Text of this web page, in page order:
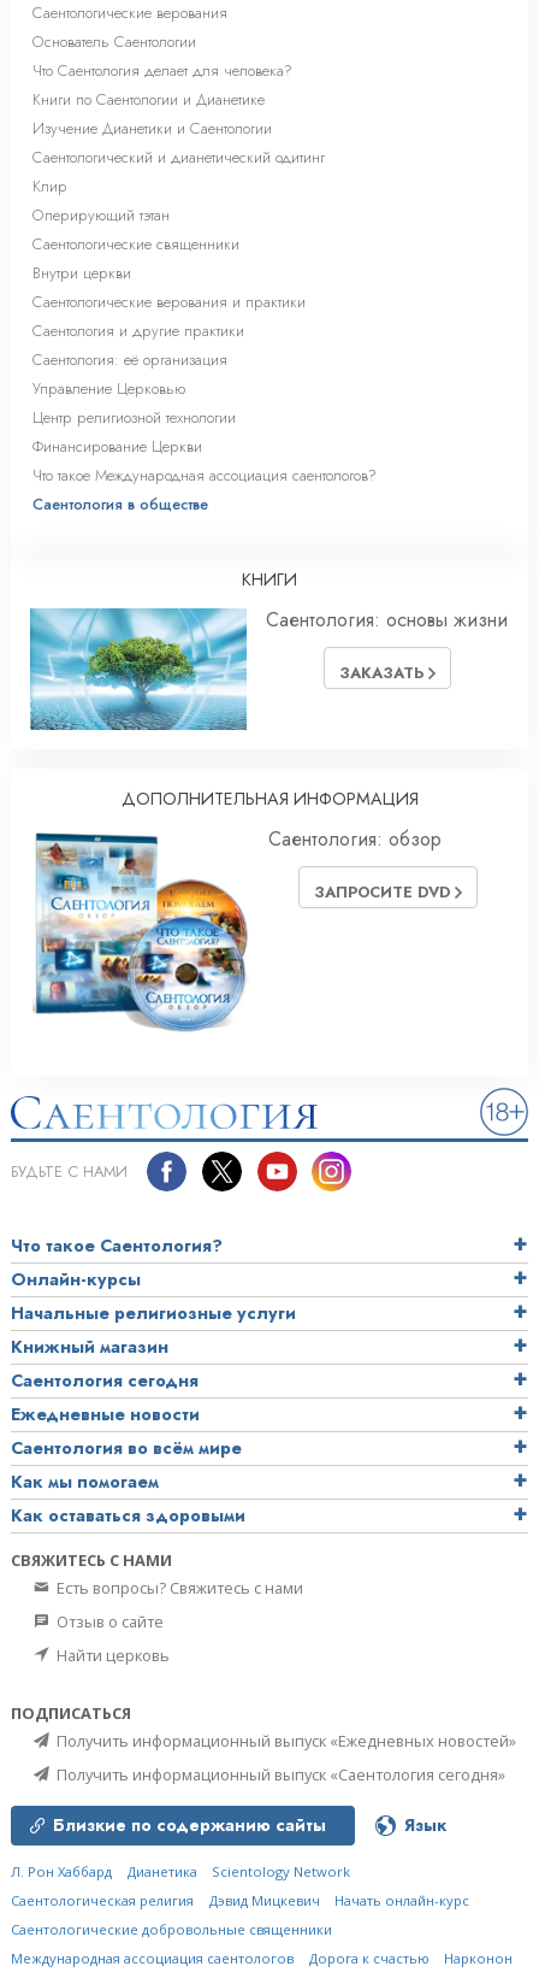
Саентологические верования
Основатель Саентологии
Что Саентология делает для человека?
Книги по Саентологии и Дианетике
Изучение Дианетики и Саентологии
Саентологический и дианетический одитинг
Клир
Оперирующий тэтан
Саентологические священники
Внутри церкви
Саентологические верования и практики
Саентология и другие практики
Саентология: её организация
Управление Церковью
Центр религиозной технологии
Финансирование Церкви
Что такое Международная ассоциация саентологов?
Саентология в обществе
КНИГИ
Саентология: основы жизни
ЗАКАЗАТЬ
ДОПОЛНИТЕЛЬНАЯ ИНФОРМАЦИЯ
Саентология: обзор
ЗАПРОСИТЕ DVD
БУДЬТЕ С НАМИ
Что такое Саентология?
Онлайн-курсы
Начальные религиозные услуги
Книжный магазин
Саентология сегодня
Ежедневные новости
Саентология во всём мире
Как мы помогаем
Как оставаться здоровыми
СВЯЖИТЕСЬ С НАМИ
Есть вопросы? Свяжитесь с нами
Отзыв о сайте
Найти церковь
ПОДПИСАТЬСЯ
Получить информационный выпуск «Ежедневных новостей»
Получить информационный выпуск «Саентология сегодня»
Близкие по содержанию сайты Язык
Л. Рон Хаббард Дианетика
Scientology Network
Саентологическая религия
Дэвид Мицкевич
Начать онлайн-курс
Саентологические добровольные священники
Международная ассоциация саентологов
Дорога к счастью Нарконон